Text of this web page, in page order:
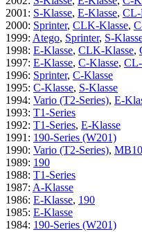
2001 : S-Klasse, E-Klasse, CL-
2000: Sprinter, CLK-Klasse,
1999: Atego, Sprinter, S-
1998: E-Klasse, CLK-Klasse,
1997: E-Klasse, C-Klasse,
1996: Sprinter, C-Klasse
1995: C-Klasse, S-Klasse
1994: Vario (T2-Series), E-
1993: T1-Series
1992: T1-Series, E-Klasse
1991 : 190-Series (W201)
1990: Vario (T2-Series),
1989: 190
1988: T1-Series
1987: A-Klasse
1986: E-Klasse, 190
1985: E-Klasse
1984: 190-Series (W201)